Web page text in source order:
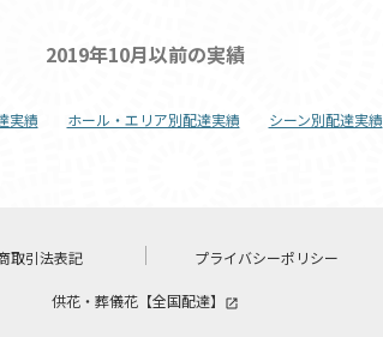
2019年10月以前の実績
実績 ホール・エリア別配達実績 シーン別配達実績
取引法表記 プライバシーポリシー
供花・葬儀花【全国配達】 launch